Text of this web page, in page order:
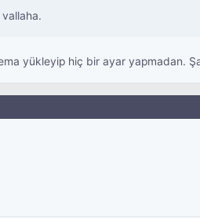
vallaha.
yükleyip hiç bir ayar yapmadan.